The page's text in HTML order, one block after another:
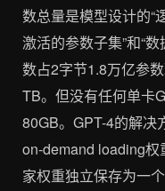
数总量是模型设计的“
激活的参数子集”和“
数占2字节1.8万亿参
TB。但没有任何单卡
80GB。GPT-4的解决
on-demand loading
家权重独立保存为一